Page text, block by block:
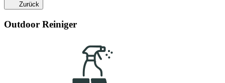
Zurück
Outdoor Reiniger